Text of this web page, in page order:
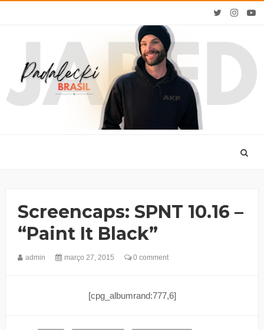
Screencaps: SPNT 10.16 –
“Paint It Black”
admin março 27, 2015 0 comment
[cpg_albumrand:777,6]